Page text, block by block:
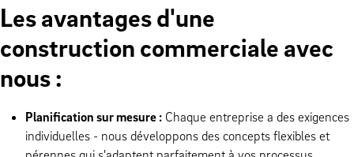
Les avantages d'une
construction commerciale avec
nous :
Planification sur mesure : Chaque entreprise a des exigences
individuelles - nous développons des concepts flexibles et